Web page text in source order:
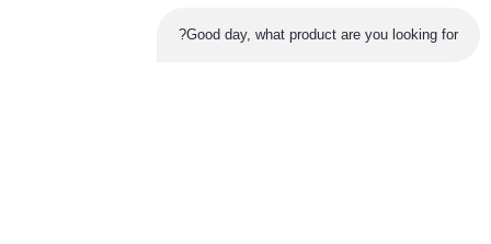
Good day, what product are you looking for?